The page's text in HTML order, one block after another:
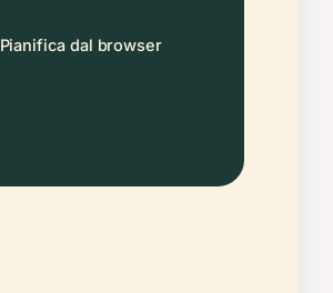
Pianifica dal browser